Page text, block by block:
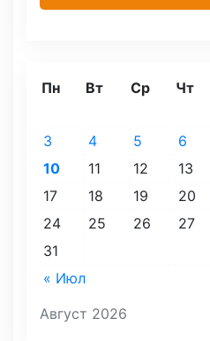
Август 2026
Пн Вт Ср Чт
« Июл
3
4 5 6
10
11 12 13
17
18 19 20
24
25 26 27
31